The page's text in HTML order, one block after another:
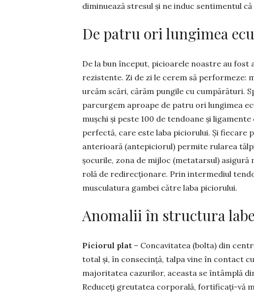
diminuează stresul și ne induc senti­mentul
De patru ori lungimea
De la bun început, picioarele noastre au
rezistente. Zi de zi le cerem să performeze:
urcăm scări, cărăm pun­gile cu cumpărături.
parcurgem aproape de pa­tru ori lungimea
mușchi și peste 100 de tendoane și
perfectă, care este laba piciorului. Și fiecare
anterioară (an­tepiciorul) permite rularea
șocurile, zona de mijloc (me­­­tatarsul) asigură
rolă de redirecționare. Prin inter­mediul
musculatura gambei către laba piciorului.
Anomalii în structura
Piciorul plat – Concavitatea (bolta) din
total și, în consecință, talpa vine în contact
majoritatea cazurilor, aceasta se în­tâmplă
Reduceți greutatea corpo­ra­lă, fortificați-vă